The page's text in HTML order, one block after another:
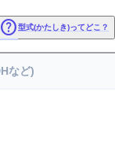
help型式(かたしき)ってどこ？